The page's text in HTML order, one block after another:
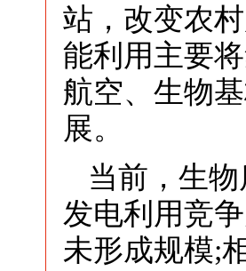
站，改变农
能利用主要
航空、生物
展。
当前，生
发电利用竞
未形成规模;